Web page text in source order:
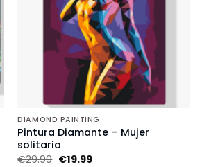
DIAMOND PAINTING
Pintura Diamante – Mujer
solitaria
€29.99 €19.99